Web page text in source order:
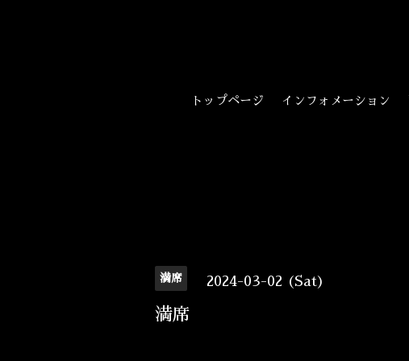
トップページ インフォメーション
満席 2024-03-02 (Sat)
満席